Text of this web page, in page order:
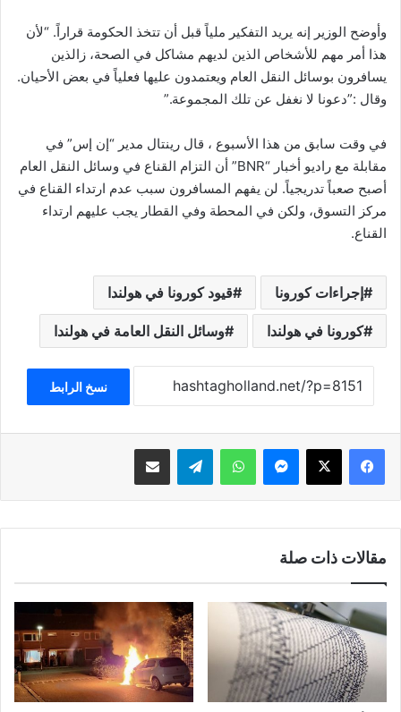
وأوضح الوزير إنه يريد التفكير ملياً قبل أن تتخذ الحكومة قراراً. “لأن
هذا أمر مهم للأشخاص الذين لديهم مشاكل في الصحة، زالذين
يسافرون بوسائل النقل العام ويعتمدون عليها فعلياً في بعض الأحيان.
وقال :”دعونا لا نغفل عن تلك المجموعة.”
في وقت سابق من هذا الأسبوع ، قال رينتال مدير “إن إس” في
مقابلة مع راديو أخبار “BNR” أن التزام القناع في وسائل النقل العام
أصبح صعباً تدريجياً. لن يفهم المسافرون سبب عدم ارتداء القناع في
مركز التسوق، ولكن في المحطة وفي القطار يجب عليهم ارتداء
القناع.
إجراءات كورونا قيود كورونا في هولندا
كورونا في هولندا وسائل النقل العامة في هولندا
نسخ الرابط
فيسبوك ‫X ماسنجر واتساب تيلقرام مشاركة عبر البريد
مقالات ذات صلة